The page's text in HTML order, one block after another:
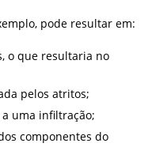
pode resultar em:
o que resultaria no
pelos atritos;
a uma infiltração;
componentes do